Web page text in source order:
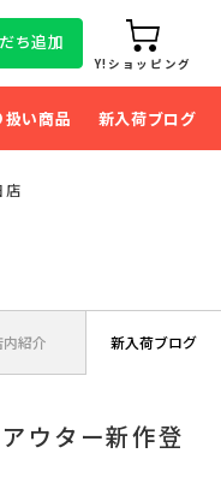
ち追加
Y!ショッピング
扱い商品 新入荷ブログ
店
内紹介 新入荷ブログ
ウター新作登